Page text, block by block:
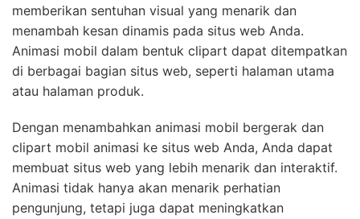
memberikan sentuhan visual yang menarik dan
menambah kesan dinamis pada situs web Anda.
Animasi mobil dalam bentuk clipart dapat ditempatkan
di berbagai bagian situs web, seperti halaman utama
atau halaman produk.
Dengan menambahkan animasi mobil bergerak dan
clipart mobil animasi ke situs web Anda, Anda dapat
membuat situs web yang lebih menarik dan interaktif.
Animasi tidak hanya akan menarik perhatian
pengunjung, tetapi juga dapat meningkatkan